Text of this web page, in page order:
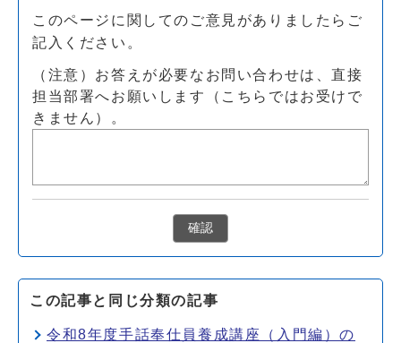
このページに関してのご意見がありましたらご
記入ください。
（注意）お答えが必要なお問い合わせは、直接
担当部署へお願いします（こちらではお受けで
きません）。
確認
この記事と同じ分類の記事
令和8年度手話奉仕員養成講座（入門編）の